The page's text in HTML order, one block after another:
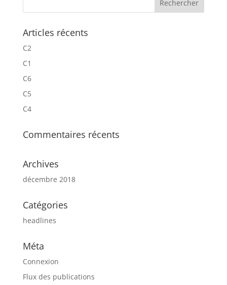
Articles récents
C2
C1
C6
C5
C4
Commentaires récents
Archives
décembre 2018
Catégories
headlines
Méta
Connexion
Flux des publications